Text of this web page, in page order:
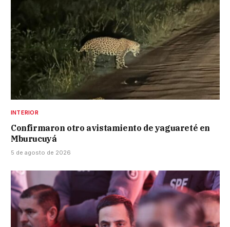
INTERIOR
Confirmaron otro avistamiento de yaguareté en
Mburucuyá
5 de agosto de 2026